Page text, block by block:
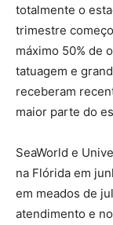
totalmente o
trimestre
máximo 50% de
tatuagem e
receberam
maior parte do
SeaWorld e
na Flórida em
em meados de
atendimento e